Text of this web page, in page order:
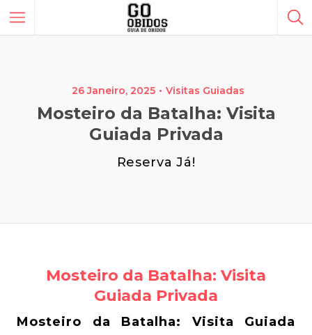
26 Janeiro, 2025 Visitas Guiadas
Mosteiro da Batalha: Visita
Guiada Privada
Reserva Já!
Mosteiro da Batalha: Visita
Guiada Privada
Mosteiro da Batalha: Visita Guiada